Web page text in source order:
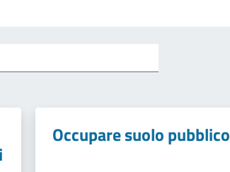
Occupare suolo pubblico